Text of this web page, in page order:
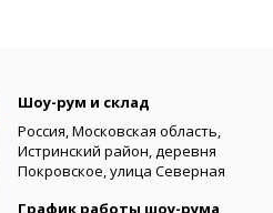
Шоу-рум и склад
Россия, Московская область,
Истринский район, деревня
Покровское, улица Северная
График работы шоу-рума